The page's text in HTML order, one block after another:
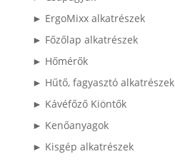
► ErgoMixx alkatrészek
► Főzőlap alkatrészek
► Hőmérők
► Hűtő, fagyasztó alkatrészek
► Kávéfőző Kiöntők
► Kenőanyagok
► Kisgép alkatrészek